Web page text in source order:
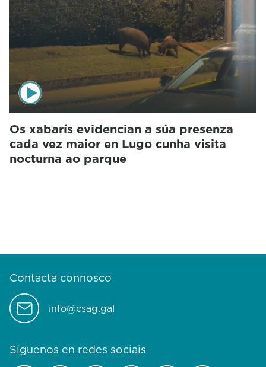
Os xabarís evidencian a súa presenza
cada vez maior en Lugo cunha visita
nocturna ao parque
Contacta connosco
info@csag.gal
Síguenos en redes sociais